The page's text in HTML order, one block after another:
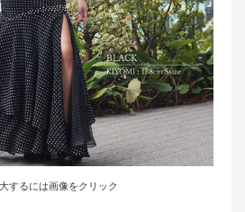
するには画像をクリック